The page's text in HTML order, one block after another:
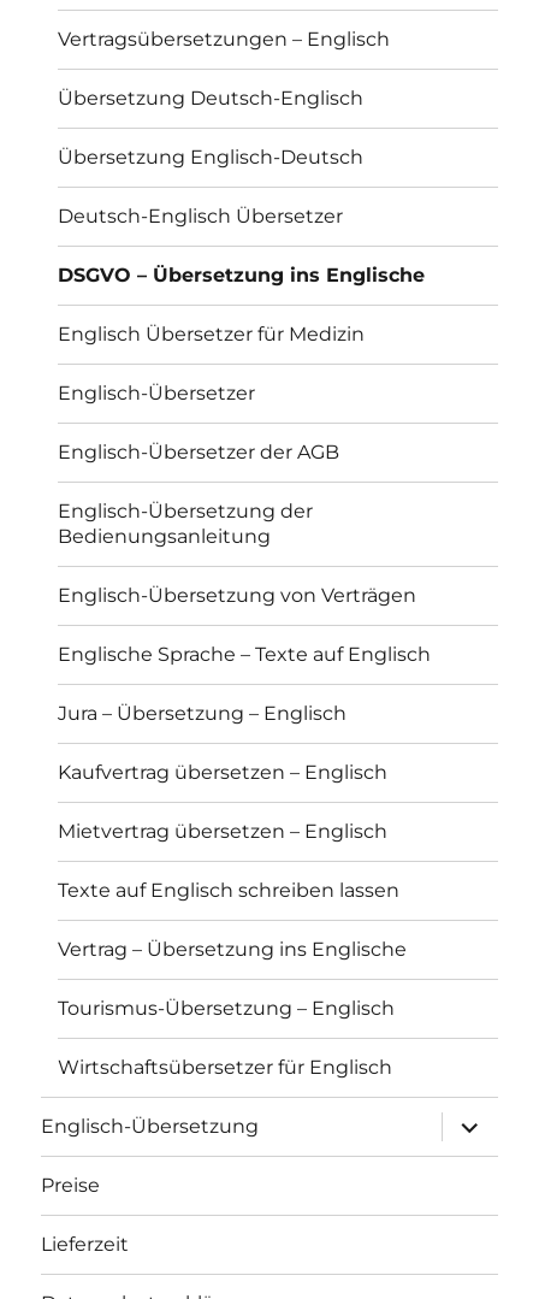
Vertragsübersetzungen – Englisch
Übersetzung Deutsch-Englisch
Übersetzung Englisch-Deutsch
Deutsch-Englisch Übersetzer
DSGVO – Übersetzung ins Englische
Englisch Übersetzer für Medizin
Englisch-Übersetzer
Englisch-Übersetzer der AGB
Englisch-Übersetzung der
Bedienungsanleitung
Englisch-Übersetzung von Verträgen
Englische Sprache – Texte auf Englisch
Jura – Übersetzung – Englisch
Kaufvertrag übersetzen – Englisch
Mietvertrag übersetzen – Englisch
Texte auf Englisch schreiben lassen
Vertrag – Übersetzung ins Englische
Tourismus-Übersetzung – Englisch
Wirtschaftsübersetzer für Englisch
Englisch-Übersetzung
anzeigen
Preise
Lieferzeit